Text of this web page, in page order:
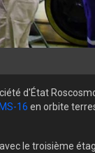
d'État
16 en orbite
le troisième